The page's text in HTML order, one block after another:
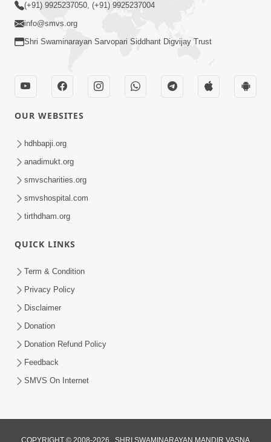
(+91) 9925237050, (+91) 9925237004
info@smvs.org
Shri Swaminarayan Sarvopari Siddhant Digvijay Trust
OUR WEBSITES
hdhbapji.org
anadimukt.org
smvscharities.org
smvshospital.com
tirthdham.org
QUICK LINKS
Term & Condition
Privacy Policy
Disclaimer
Donation
Donation Refund Policy
Feedback
SMVS On Internet
COPYRIGHT © 2008-2026 , SHRI SWAMINARAYAN MANDIR VASNA